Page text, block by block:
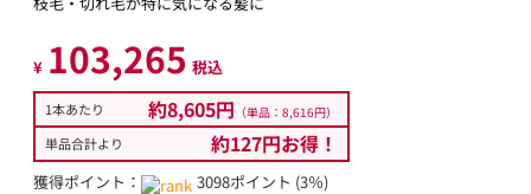
¥ 103,265 税込
1本あたり 約8,605円 （単品：8,616円）
単品合計より 約127円お得！
獲得ポイント： 3098ポイント (3％)